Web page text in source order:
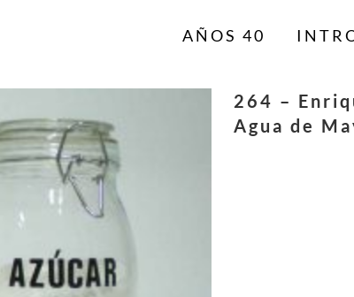
AÑOS 40
264 –
Agua de